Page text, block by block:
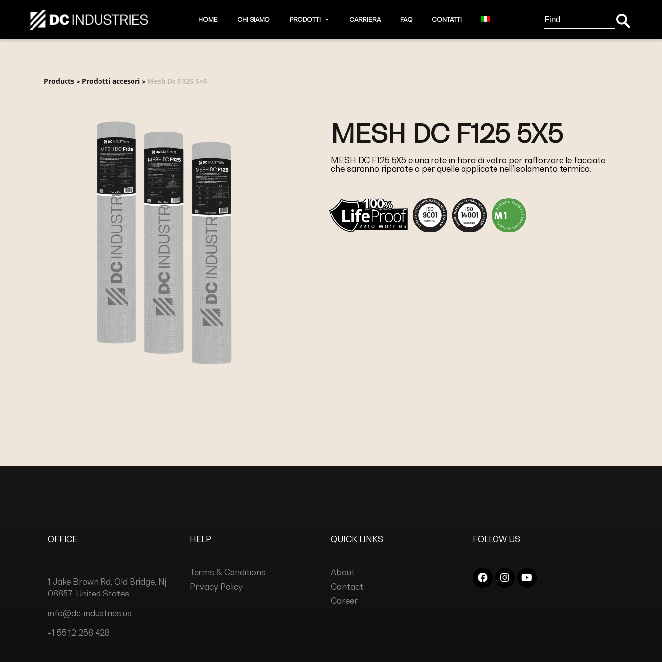
HOME CHI SIAMO PRODOTTI CARRIERA FAQ CONTATTI
Search
for:
Products > Prodotti accesori > Mesh Dc F125 5×5
MESH DC F125 5X5
MESH DC F125 5X5 e una rete in fibra di vetro per rafforzare le facciate
che saranno riparate o per quelle applicate nell’isolamento termico.
OFFICE
1 Jake Brown Rd, Old Bridge, Nj
08857, United States
info@dc-industries.us
+1 55 12 258 428
HELP
Terms & Conditions
Privacy Policy
QUICK LINKS
About
Contact
Career
FOLLOW US